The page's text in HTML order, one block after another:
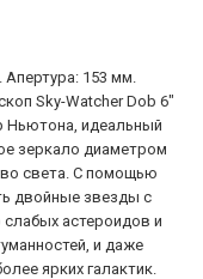
153 мм.
Sky-Watcher Dob 6"
Ньютона, идеальный
зеркало диаметром
света. С помощью
двойные звезды с
астероидов и
и даже
ярких галактик.